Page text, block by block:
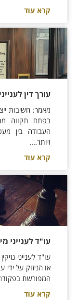
קרא עוד
עורך דין
מאמר: חשיבות
בפתח תקווה
העבודה בין
ויותר....
קרא עוד
עו"ד לענייני
עו"ד לענייני
או הניזוק על
המפורשת
קרא עוד